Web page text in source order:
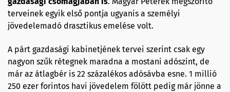
terveinek egyik első pontja ugyanis a személyi
jövedelemadó drasztikus emelése volt.
A párt gazdasági kabinetjének tervei szerint csak egy
nagyon szűk rétegnek maradna a mostani adószint, de
már az átlagbér is 22 százalékos adósávba esne. 1 millió
250 ezer forintos havi jövedelem fölött pedig már jönne a